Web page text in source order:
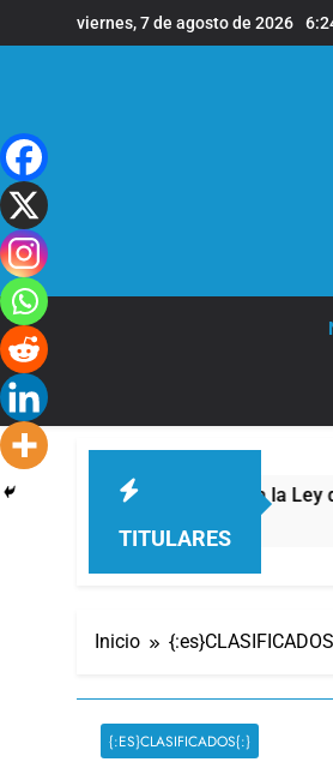
al
viernes, 7 de agosto de 2026
TITULARES
contra la Ley de Propiedad
Inicio
{:ES}CLASIFICADOS{:}